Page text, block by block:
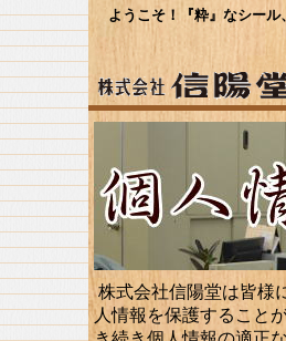
ようこそ！『粋』なシール
株式会社信陽堂は皆様
人情報を保護すること